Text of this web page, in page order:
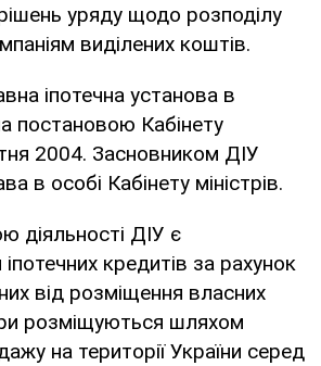
уряду щодо розподілу
виділених коштів.
іпотечна установа в
постановою Кабінету
2004. Засновником ДІУ
в особі Кабінету міністрів.
діяльності ДІУ є
кредитів за рахунок
від розміщення власних
розміщуються шляхом
на території України серед